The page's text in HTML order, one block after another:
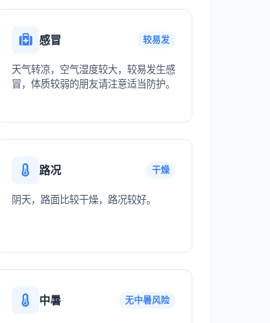
感冒 较易发
天气转凉，空气湿度较大，较易发生感
冒，体质较弱的朋友请注意适当防护。
路况 干燥
阴天，路面比较干燥，路况较好。
中暑 无中暑风险